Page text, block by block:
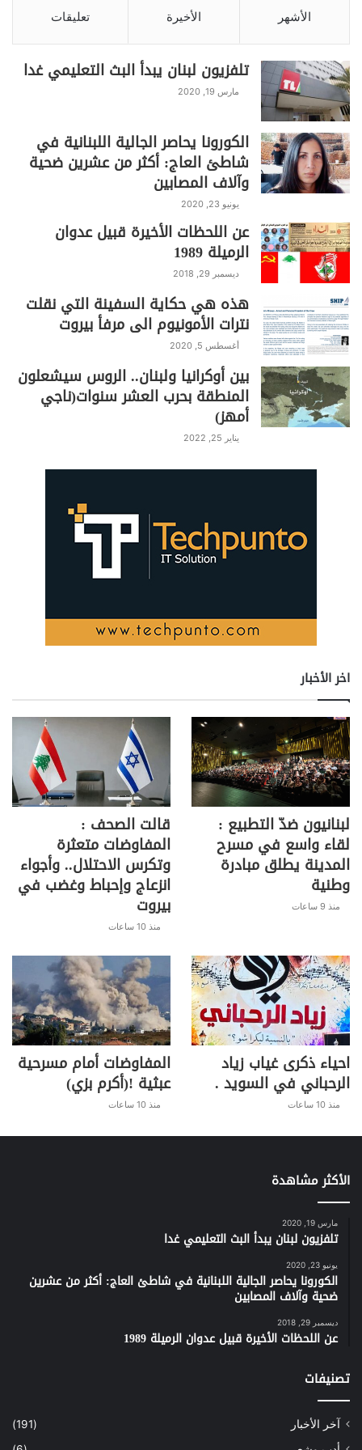
الأشهر الأخيرة تعليقات
تلفزيون لبنان يبدأ البث التعليمي غدا
مارس 19, 2020
الكورونا يحاصر الجالية اللبنانية في
شاطئ العاج: أكثر من عشرين ضحية
وآلاف المصابين
يونيو 23, 2020
عن اللحظات الأخيرة قبيل عدوان
الرميلة 1989
ديسمبر 29, 2018
هذه هي حكاية السفينة التي نقلت
نترات الأمونيوم الى مرفأ بيروت
أغسطس 5, 2020
بين أوكرانيا ولبنان.. الروس سيشعلون
المنطقة بحرب العشر سنوات(ناجي
أمهز)
يناير 25, 2022
اخر الأخبار
لبنانيون ضدّ التطبيع :
لقاء واسع في مسرح
المدينة يطلق مبادرة
وطنية
منذ 9 ساعات
قالت الصحف :
المفاوضات متعثرة
وتكرس الاحتلال.. وأجواء
انزعاج وإحباط وغضب في
بيروت
منذ 10 ساعات
احياء ذكرى غياب زياد
الرحباني في السويد .
منذ 10 ساعات
المفاوضات أمام مسرحية
عبثية !(أكرم بزي)
منذ 10 ساعات
الأكثر مشاهدة
مارس 19, 2020
تلفزيون لبنان يبدأ البث التعليمي غدا
يونيو 23, 2020
الكورونا يحاصر الجالية اللبنانية في شاطئ العاج: أكثر من عشرين
ضحية وآلاف المصابين
ديسمبر 29, 2018
عن اللحظات الأخيرة قبيل عدوان الرميلة 1989
تصنيفات
آخر الأخبار
(191)